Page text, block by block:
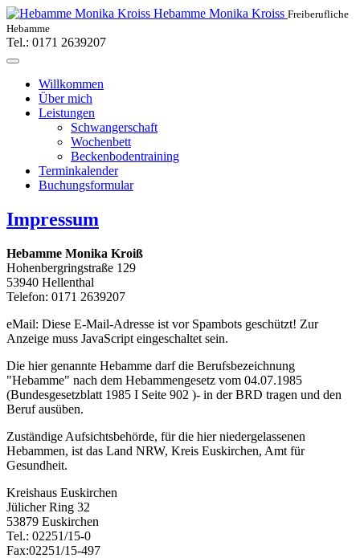
Hebamme Monika Kroiss Freiberufliche
Hebamme
Tel.: 0171 2639207
Willkommen
Über mich
Leistungen
Schwangerschaft
Wochenbett
Beckenbodentraining
Terminkalender
Buchungsformular
Impressum
Hebamme Monika Kroiß
Hohenbergringstraße 129
53940 Hellenthal
Telefon: 0171 2639207
eMail: Diese E-Mail-Adresse ist vor Spambots geschützt! Zur
Anzeige muss JavaScript eingeschaltet sein.
Die hier genannte Hebamme darf die Berufsbezeichnung
"Hebamme" nach dem Hebammengesetz vom 04.07.1985
(Bundesgesetzblatt 1985 I Seite 902 )- in der BRD tragen und den
Beruf ausüben.
Zuständige Aufsichtsbehörde, für die hier niedergelassenen
Hebammen, ist das Land NRW, Kreis Euskirchen, Amt für
Gesundheit.
Kreishaus Euskirchen
Jülicher Ring 32
53879 Euskirchen
Tel.: 02251/15-0
Fax:02251/15-497